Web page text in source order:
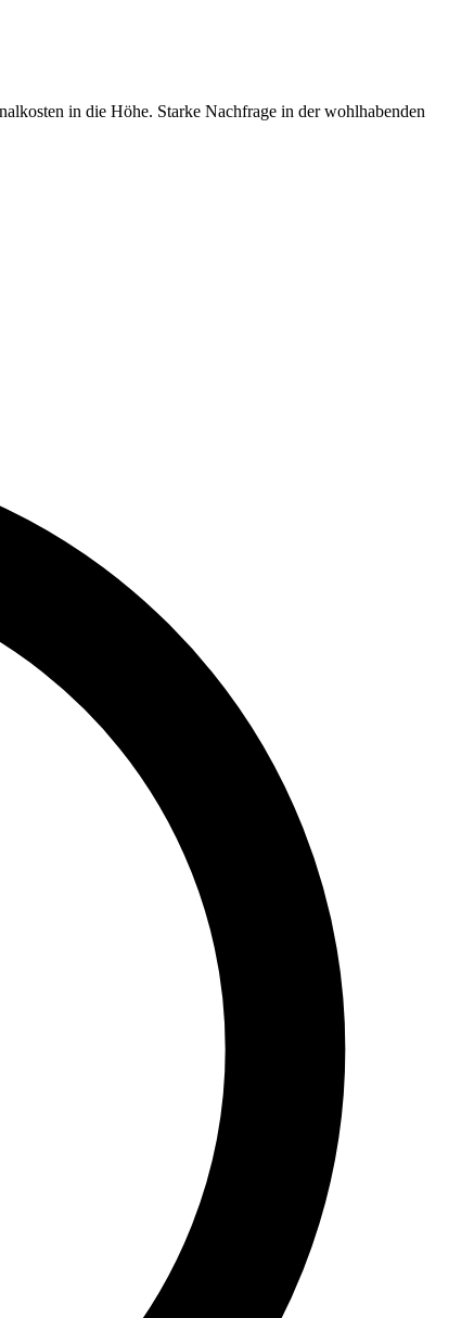
in die Höhe. Starke Nachfrage in der wohlhabenden